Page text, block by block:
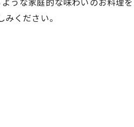
ください。